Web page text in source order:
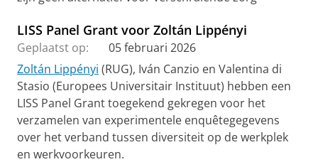
LISS Panel Grant voor Zoltán Lippényi
Geplaatst op:
05 februari 2026
Zoltán Lippényi (RUG), Iván Canzio en Valentina di
Stasio (Europees Universitair Instituut) hebben een
LISS Panel Grant toegekend gekregen voor het
verzamelen van experimentele enquêtegegevens
over het verband tussen diversiteit op de werkplek
en werkvoorkeuren.